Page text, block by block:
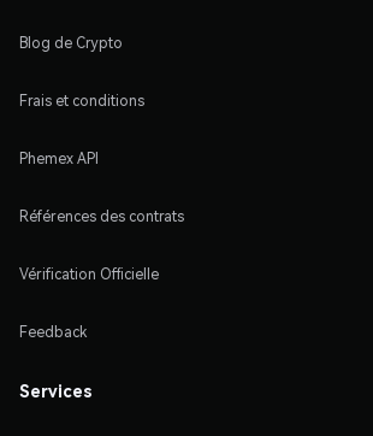
Blog de Crypto
Frais et conditions
Phemex API
Références des contrats
Vérification Officielle
Feedback
Services